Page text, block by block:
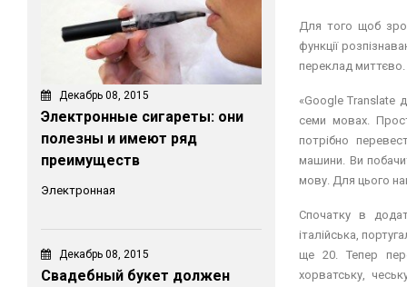
Для того щоб
функції
переклад миттєво.
«Google Translate
семи мовах.
потрібно
машини. Ви
мову. Для цього
Спочатку в
італійська,
ще 20. Тепер
хорватську,
Декабрь 08, 2015
Электронные сигареты: они
полезны и имеют ряд
преимуществ
Электронная
Декабрь 08, 2015
Свадебный букет должен